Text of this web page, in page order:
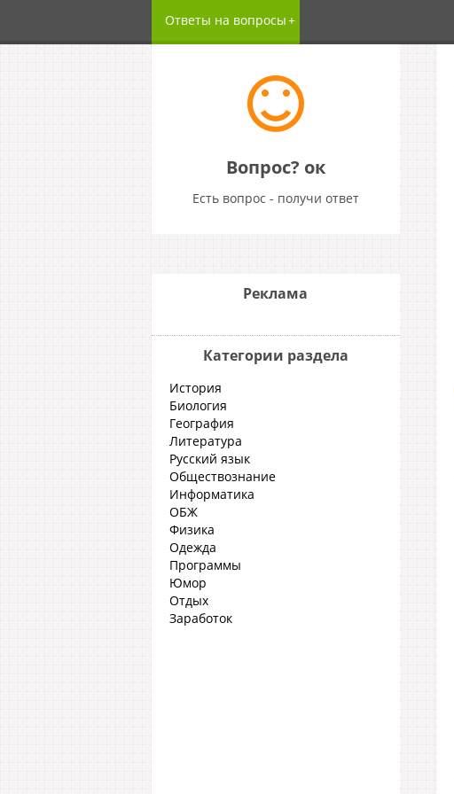
Ответы на вопросы
Вопрос? ок
Есть вопрос - получи ответ
Реклама
Категории раздела
История
Биология
География
Литература
Русский язык
Обществознание
Информатика
ОБЖ
Физика
Одежда
Программы
Юмор
Отдых
Заработок